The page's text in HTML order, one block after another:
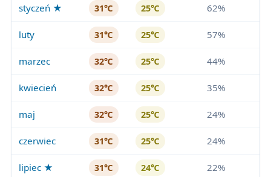
styczeń ★ 31℃ 25℃ 62%
luty 31℃ 25℃ 57%
marzec 32℃ 25℃ 44%
kwiecień 32℃ 25℃ 35%
maj 32℃ 25℃ 24%
czerwiec 31℃ 25℃ 24%
lipiec ★ 31℃ 24℃ 22%